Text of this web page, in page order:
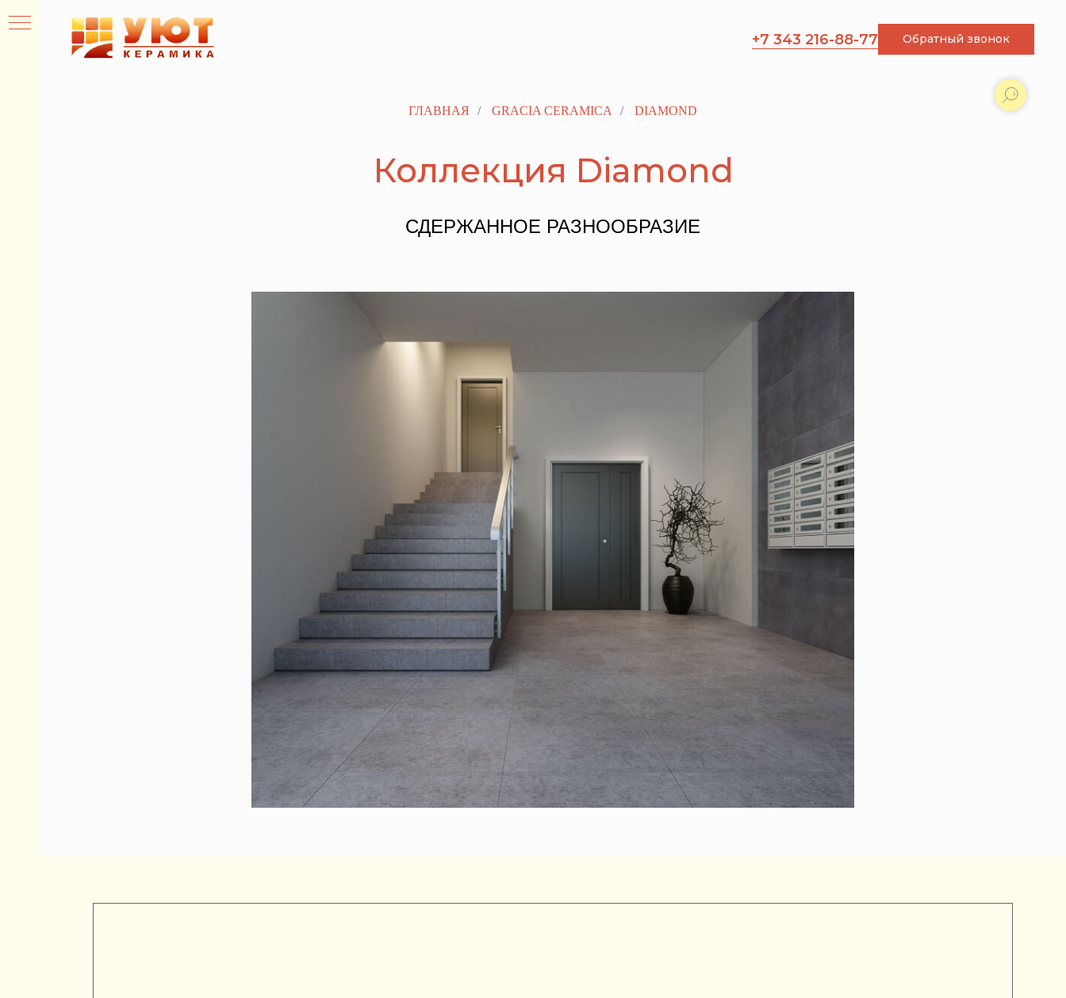
+7 343 216-88-77 Обратный звонок
ГЛАВНАЯ / GRACIA CERAMICA / DIAMOND
Коллекция Diamond
СДЕРЖАННОЕ РАЗНООБРАЗИЕ